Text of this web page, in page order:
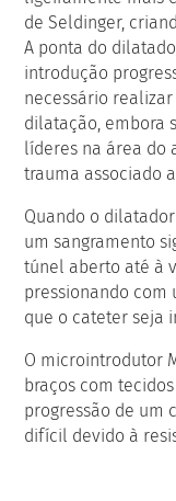
de Seldinger,
A ponta do
introdução
necessário
dilatação, embora
líderes na área do
trauma associado
Quando o
um sangramento
túnel aberto até à
pressionando
que o cateter seja
O microintrodutor
braços com
progressão de um
difícil devido à